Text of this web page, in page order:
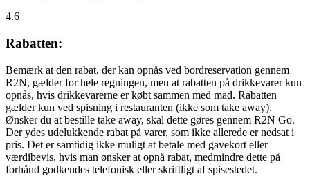
4.6
Rabatten:
Bemærk at den rabat, der kan opnås ved bordreservation gennem
R2N, gælder for hele regningen, men at rabatten på drikkevarer kun
opnås, hvis drikkevarerne er købt sammen med mad. Rabatten
gælder kun ved spisning i restauranten (ikke som take away).
Ønsker du at bestille take away, skal dette gøres gennem R2N Go.
Der ydes udelukkende rabat på varer, som ikke allerede er nedsat i
pris. Det er samtidig ikke muligt at betale med gavekort eller
værdibevis, hvis man ønsker at opnå rabat, medmindre dette på
forhånd godkendes telefonisk eller skriftligt af spisestedet.